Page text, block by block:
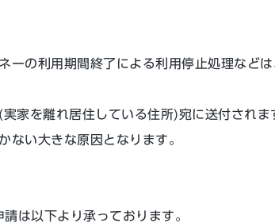
ーの利用期間終了による利用停止処理など
家を離れ居住している住所)宛に送付されま
ない大きな原因となります。
は以下より承っております。